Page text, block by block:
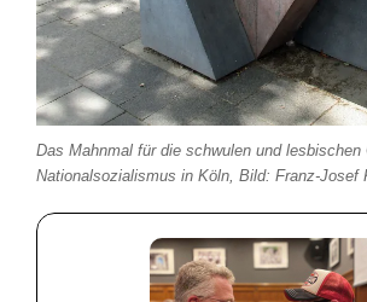
Das Mahnmal für die schwulen und lesbischen
Nationalsozialismus in Köln, Bild: Franz-Josef